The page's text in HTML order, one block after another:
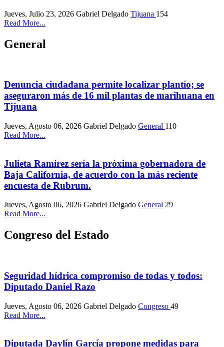
Jueves, Julio 23, 2026 Gabriel Delgado Tijuana 154
Read More...
General
Denuncia ciudadana permite localizar plantío; se
aseguraron más de 16 mil plantas de marihuana en
Tijuana
Jueves, Agosto 06, 2026 Gabriel Delgado General 110
Read More...
Julieta Ramírez sería la próxima gobernadora de
Baja California, de acuerdo con la más reciente
encuesta de Rubrum.
Jueves, Agosto 06, 2026 Gabriel Delgado General 29
Read More...
Congreso del Estado
Seguridad hídrica compromiso de todas y todos:
Diputado Daniel Razo
Jueves, Agosto 06, 2026 Gabriel Delgado Congreso 49
Read More...
Diputada Daylín García propone medidas para